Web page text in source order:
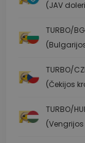
(JAV
TURBO/
TURBO/
(Čekijos
TURBO/